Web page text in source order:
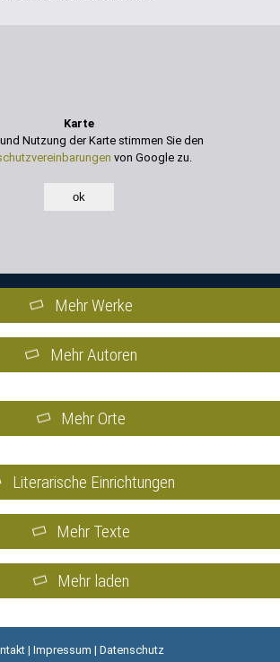
Karte
Nutzung der Karte stimmen Sie den
von Google zu.
ok
Mehr Werke
Mehr Autoren
Mehr Orte
Literarische Einrichtungen
Mehr Texte
Mehr laden
| Impressum | Datenschutz